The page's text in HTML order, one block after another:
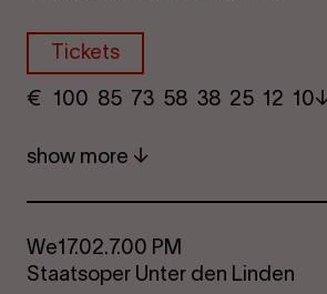
Tickets
€ ​ 100 85 73​ 58 38 25​ 12 10
show more
We17.02.7.00 PM
Staatsoper Unter den Linden